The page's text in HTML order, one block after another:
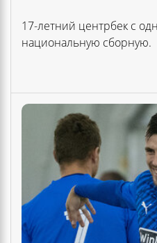
17-летний центрбек с
национальную сборную.